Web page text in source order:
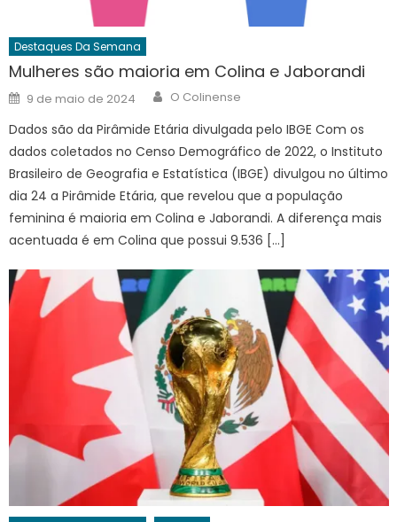
Destaques Da Semana
Mulheres são maioria em Colina e Jaborandi
Posted
on
9 de maio de 2024 Author
O Colinense
Dados são da Pirâmide Etária divulgada pelo IBGE Com os
dados coletados no Censo Demográfico de 2022, o Instituto
Brasileiro de Geografia e Estatística (IBGE) divulgou no último
dia 24 a Pirâmide Etária, que revelou que a população
feminina é maioria em Colina e Jaborandi. A diferença mais
acentuada é em Colina que possui 9.536 […]